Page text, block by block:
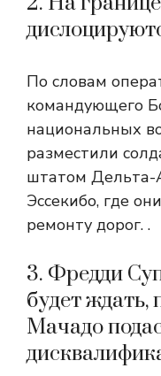
По словам
командующего
национальных
разместили
штатом Дельта-
Эссекибо, где
ремонту дорог. .
3. Фредди
будет
Мачадо